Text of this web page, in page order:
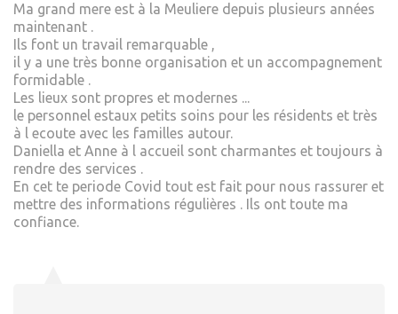
Ma grand mere est à la Meuliere depuis plusieurs années
maintenant .
Ils font un travail remarquable ,
il y a une très bonne organisation et un accompagnement
formidable .
Les lieux sont propres et modernes ...
le personnel estaux petits soins pour les résidents et très
à l ecoute avec les familles autour.
Daniella et Anne à l accueil sont charmantes et toujours à
rendre des services .
En cet te periode Covid tout est fait pour nous rassurer et
mettre des informations régulières . Ils ont toute ma
confiance.